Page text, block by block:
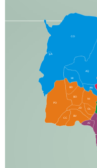
CO
AQ
MI
AN
BD
BO
NI
JD
PO
BV
CC
AJ
GL
LA